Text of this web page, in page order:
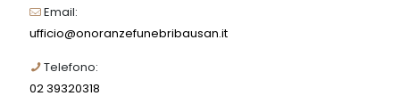
Email:
ufficio@onoranzefunebribausan.it
Telefono:
02 39320318